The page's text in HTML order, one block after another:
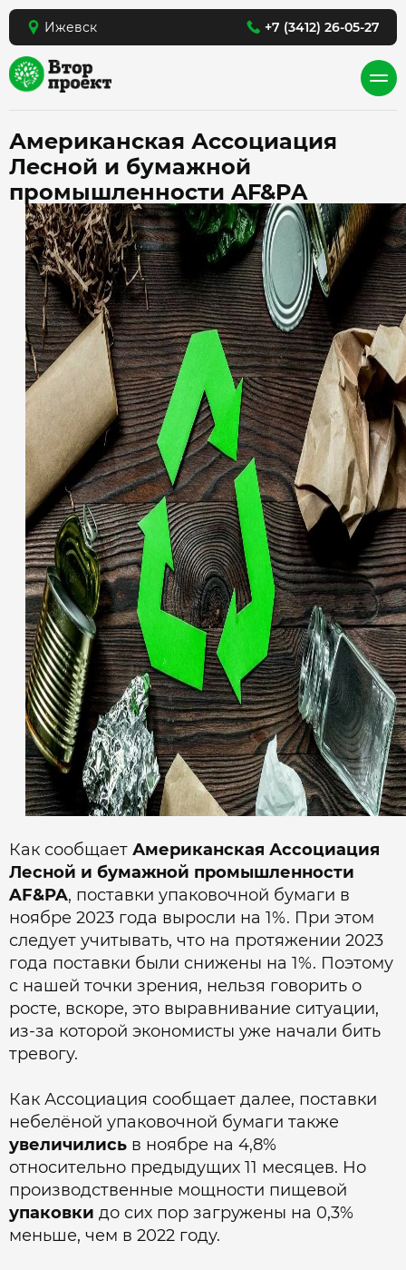
Ижевск +7 (3412) 26-05-27
Американская Ассоциация
Лесной и бумажной
промышленности AF&PA
Как сообщает Американская Ассоциация
Лесной и бумажной промышленности
AF&PA, поставки упаковочной бумаги в
ноябре 2023 года выросли на 1%. При этом
следует учитывать, что на протяжении 2023
года поставки были снижены на 1%. Поэтому
с нашей точки зрения, нельзя говорить о
росте, вскоре, это выравнивание ситуации,
из-за которой экономисты уже начали бить
тревогу.
Как Ассоциация сообщает далее, поставки
небелёной упаковочной бумаги также
увеличились в ноябре на 4,8%
относительно предыдущих 11 месяцев. Но
производственные мощности пищевой
упаковки до сих пор загружены на 0,3%
меньше, чем в 2022 году.